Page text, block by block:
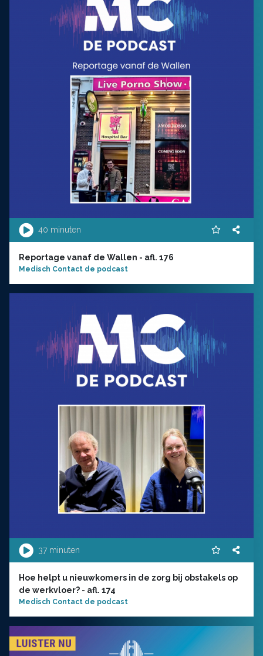
40 minuten
Reportage vanaf de Wallen - afl. 176
Medisch Contact de podcast
37 minuten
Hoe helpt u nieuwkomers in de zorg bij obstakels op
de werkvloer? - afl. 174
Medisch Contact de podcast